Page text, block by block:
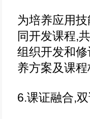
为培养应用
同开发课程,
组织开发和
养方案及课
6.课证融合,